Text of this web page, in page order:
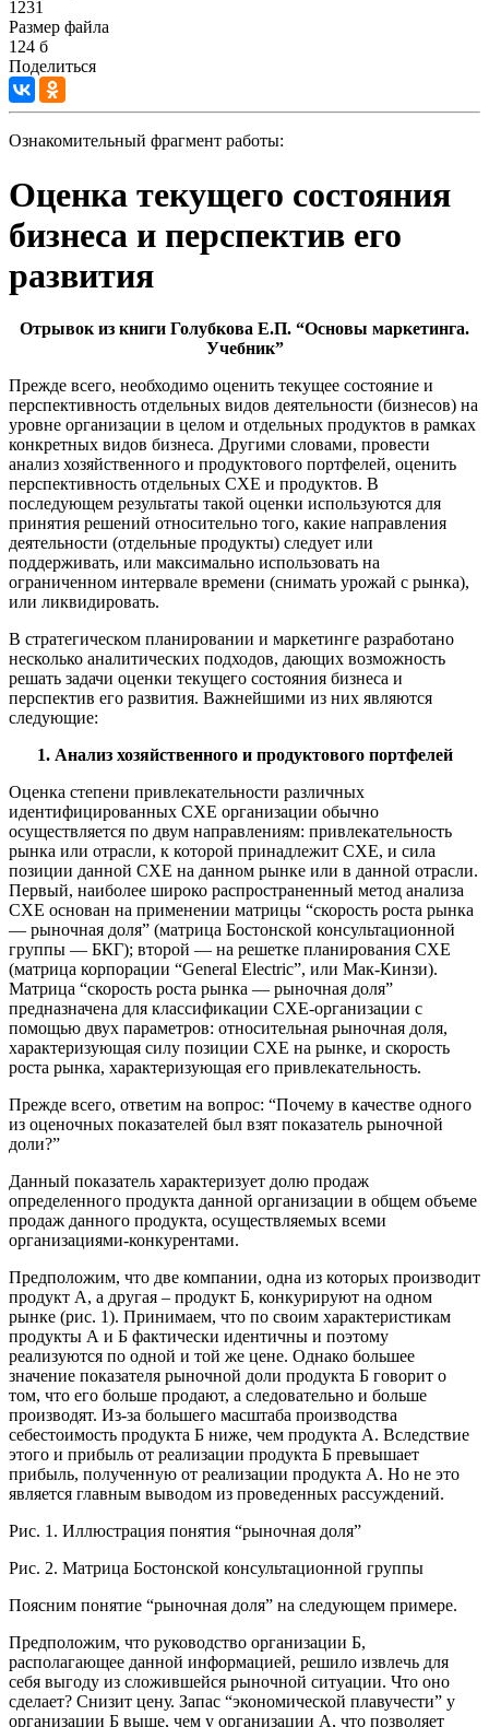
1231
Размер файла
124 б
Поделиться
Ознакомительный фрагмент работы:
Оценка текущего состояния
бизнеса и перспектив его
развития
Отрывок из книги Голубкова Е.П. “Основы маркетинга.
Учебник”
Прежде всего, необходимо оценить текущее состояние и
перспективность отдельных видов деятельности (бизнесов) на
уровне организации в целом и отдельных продуктов в рамках
конкретных видов бизнеса. Другими словами, провести
анализ хозяйственного и продуктового портфелей, оценить
перспективность отдельных СХЕ и продуктов. В
последующем результаты такой оценки используются для
принятия решений относительно того, какие направления
деятельности (отдельные продукты) следует или
поддерживать, или максимально использовать на
ограниченном интервале времени (снимать урожай с рынка),
или ликвидировать.
В стратегическом планировании и маркетинге разработано
несколько аналитических подходов, дающих возможность
решать задачи оценки текущего состояния бизнеса и
перспектив его развития. Важнейшими из них являются
следующие:
1. Анализ хозяйственного и продуктового портфелей
Оценка степени привлекательности различных
идентифицированных СХЕ организации обычно
осуществляется по двум направлениям: привлекательность
рынка или отрасли, к которой принадлежит СХЕ, и сила
позиции данной СХЕ на данном рынке или в данной отрасли.
Первый, наиболее широко распространенный метод анализа
СХЕ основан на применении матрицы “скорость роста рынка
— рыночная доля” (матрица Бостонской консультационной
группы — БКГ); второй — на решетке планирования СХЕ
(матрица корпорации “General Electric”, или Мак-Кинзи).
Матрица “скорость роста рынка — рыночная доля”
предназначена для классификации СХЕ-организации с
помощью двух параметров: относительная рыночная доля,
характеризующая силу позиции СХЕ на рынке, и скорость
роста рынка, характеризующая его привлекательность.
Прежде всего, ответим на вопрос: “Почему в качестве одного
из оценочных показателей был взят показатель рыночной
доли?”
Данный показатель характеризует долю продаж
определенного продукта данной организации в общем объеме
продаж данного продукта, осуществляемых всеми
организациями-конкурентами.
Предположим, что две компании, одна из которых производит
продукт А, а другая – продукт Б, конкурируют на одном
рынке (рис. 1). Принимаем, что по своим характеристикам
продукты А и Б фактически идентичны и поэтому
реализуются по одной и той же цене. Однако большее
значение показателя рыночной доли продукта Б говорит о
том, что его больше продают, а следовательно и больше
производят. Из-за большего масштаба производства
себестоимость продукта Б ниже, чем продукта А. Вследствие
этого и прибыль от реализации продукта Б превышает
прибыль, полученную от реализации продукта А. Но не это
является главным выводом из проведенных рассуждений.
Рис. 1. Иллюстрация понятия “рыночная доля”
Рис. 2. Матрица Бостонской консультационной группы
Поясним понятие “рыночная доля” на следующем примере.
Предположим, что руководство организации Б,
располагающее данной информацией, решило извлечь для
себя выгоду из сложившейся рыночной ситуации. Что оно
сделает? Снизит цену. Запас “экономической плавучести” у
организации Б выше, чем у организации А, что позволяет